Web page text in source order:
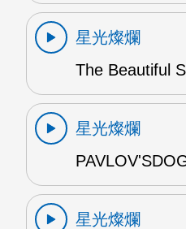
星光燦爛
The Beautiful
星光燦爛
星光燦爛